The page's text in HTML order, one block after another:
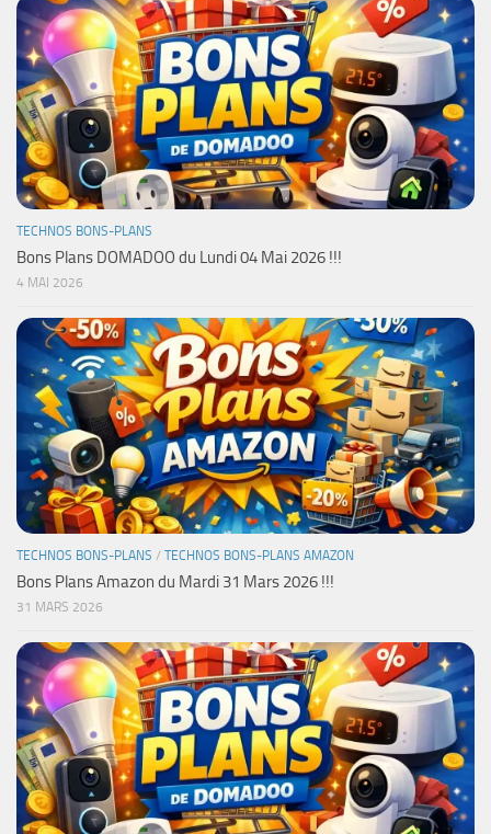
TECHNOS BONS-PLANS
Bons Plans DOMADOO du Lundi 04 Mai 2026 !!!
4 MAI 2026
TECHNOS BONS-PLANS / TECHNOS BONS-PLANS AMAZON
Bons Plans Amazon du Mardi 31 Mars 2026 !!!
31 MARS 2026